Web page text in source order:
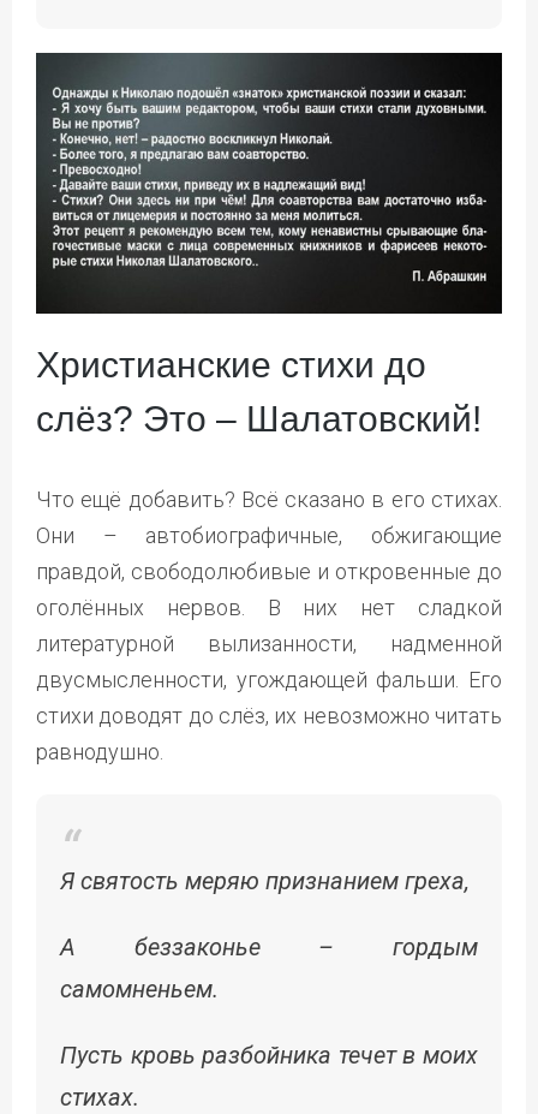
Христианские стихи до
слёз? Это – Шалатовский!
Что ещё добавить? Всё сказано в его стихах.
Они – автобиографичные, обжигающие
правдой, свободолюбивые и откровенные до
оголённых нервов. В них нет сладкой
литературной вылизанности, надменной
двусмысленности, угождающей фальши. Его
стихи доводят до слёз, их невозможно читать
равнодушно.
Я святость меряю признанием греха,
А беззаконье – гордым
самомненьем.
Пусть кровь разбойника течет в моих
стихах.